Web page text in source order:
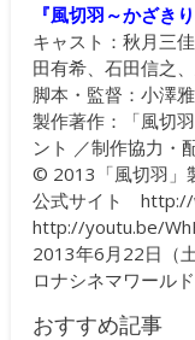
『風切羽～かざき
キャスト：秋月三
田有希、石田信之
脚本・監督：小澤
製作著作：「風切
ント ／制作協力・
© 2013「風切羽」
公式サイトhttp://
http://youtu.be/
2013年6月22日（
ロナシネマワール
おすすめ記事